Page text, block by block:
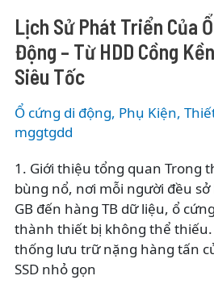
Lịch Sử Phát Triển Của
Động – Từ HDD Cồng
Siêu Tốc
Ổ cứng di động, Phụ Kiện,
mggtgdd
1. Giới thiệu tổng quan Trong
bùng nổ, nơi mỗi người đều
GB đến hàng TB dữ liệu, ổ
thành thiết bị không thể
thống lưu trữ nặng hàng tấn
SSD nhỏ gọn